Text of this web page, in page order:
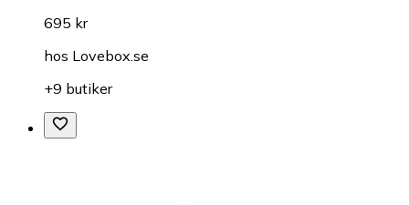
695 kr
hos Lovebox.se
+9 butiker